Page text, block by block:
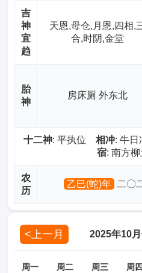
吉
神
宜
趋
天恩,母仓,月恩,四相,
合,时阴,金堂
胎
神
房床厕 外东北
十二神: 平执位 相冲: 牛
宿: 南方
农
历
乙巳(蛇)年 二〇
<上一月 2025年10
周一 周二 周三 周四